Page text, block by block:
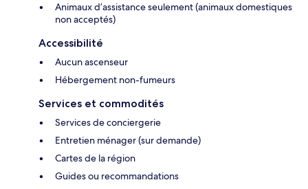
Animaux d’assistance seulement (animaux domestiques
non acceptés)
Accessibilité
Aucun ascenseur
Hébergement non-fumeurs
Services et commodités
Services de conciergerie
Entretien ménager (sur demande)
Cartes de la région
Guides ou recommandations